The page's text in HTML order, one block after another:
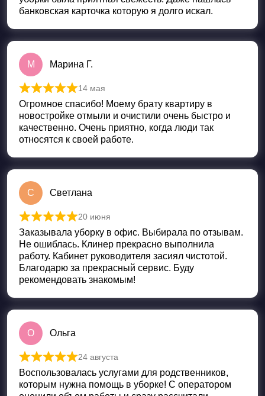
банковская карточка которую я долго искал.
М Марина Г.
Оценка
14 мая
Огромное спасибо! Моему брату квартиру в
новостройке отмыли и очистили очень быстро и
качественно. Очень приятно, когда люди так
относятся к своей работе.
С Светлана
Оценка
20 июня
Заказывала уборку в офис. Выбирала по отзывам.
Не ошиблась. Клинер прекрасно выполнила
работу. Кабинет руководителя засиял чистотой.
Благодарю за прекрасный сервис. Буду
рекомендовать знакомым!
О Ольга
Оценка из 5
24 августа
Воспользовалась услугами для родственников,
которым нужна помощь в уборке! С оператором